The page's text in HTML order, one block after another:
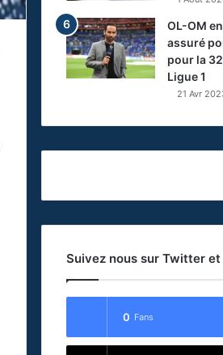
OL-OM
assuré
pour la
Ligue 1
21 Avr
Suivez nous sur Twitter
0 Fans